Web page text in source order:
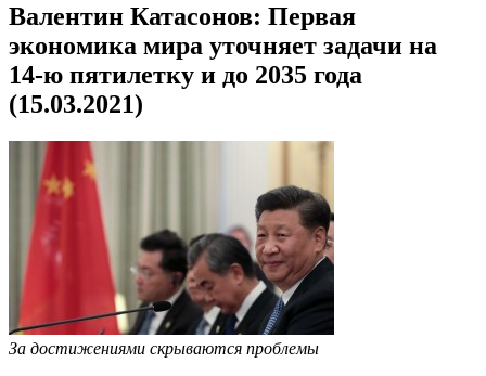
Валентин Катасонов: Первая
экономика мира уточняет задачи на
14-ю пятилетку и до 2035 года
(15.03.2021)
За достижениями скрываются проблемы